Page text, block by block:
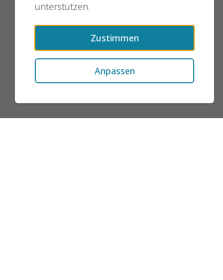
unterstützen.
Zustimmen
Anpassen